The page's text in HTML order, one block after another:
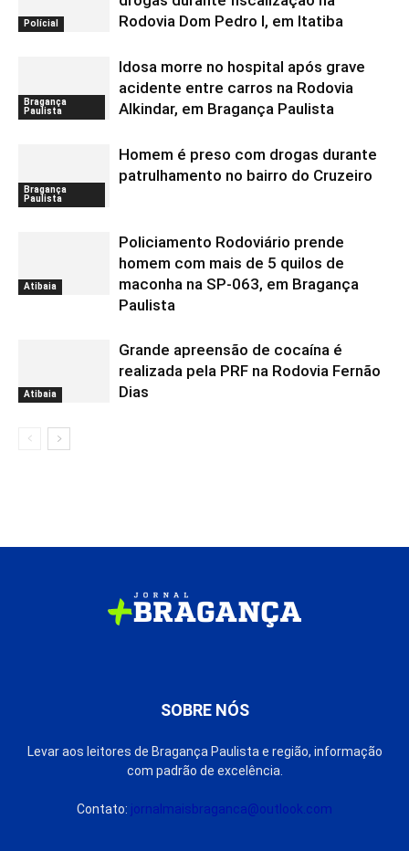
Polícial
Rodovia Dom Pedro I, em Itatiba
Bragança
Paulista
Idosa morre no hospital após grave
acidente entre carros na Rodovia
Alkindar, em Bragança Paulista
Bragança
Paulista
Homem é preso com drogas durante
patrulhamento no bairro do Cruzeiro
Atibaia
Policiamento Rodoviário prende
homem com mais de 5 quilos de
maconha na SP-063, em Bragança
Paulista
Atibaia
Grande apreensão de cocaína é
realizada pela PRF na Rodovia Fernão
Dias
SOBRE NÓS
Levar aos leitores de Bragança Paulista e região, informação
com padrão de excelência.
Contato: jornalmaisbraganca@outlook.com